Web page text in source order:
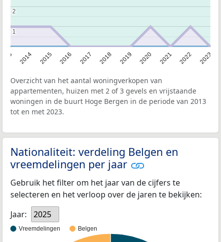
2014 2015 2016 2017 2018 2019 2020 2021 2022 2023
1
1
2
2
Overzicht van het aantal woningverkopen van
appartementen, huizen met 2 of 3 gevels en vrijstaande
woningen in de buurt Hoge Bergen in de periode van 2013
tot en met 2023.
Nationaliteit: verdeling Belgen en
vreemdelingen per jaar
Gebruik het filter om het jaar van de cijfers te
selecteren en het verloop over de jaren te bekijken:
Jaar:
2025
Vreemdelingen Belgen